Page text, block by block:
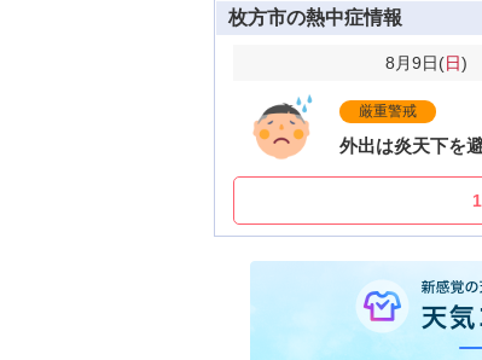
枚方市の熱中症情報
8月9日(日)
厳重警戒
外出は炎天下を